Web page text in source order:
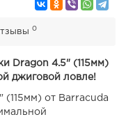
0
Dragon 4.5" (115мм)
джиговой ловле!
(115мм) от Barracuda